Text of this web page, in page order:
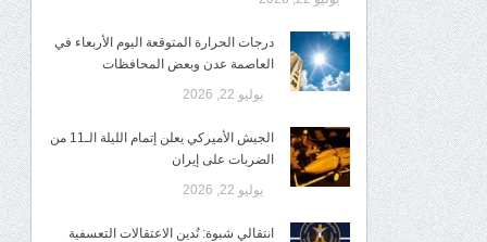
درجات الحرارة المتوقعة اليوم الأربعاء في
العاصمة عدن وبعض المحافظات
يوليو 22, 2026
الجيش الأميركي يعلن إتمام الليلة الـ11 من
الضربات على إيران
يوليو 22, 2026
انتقالي شبوة: نُدين الاعتقالات التعسفية